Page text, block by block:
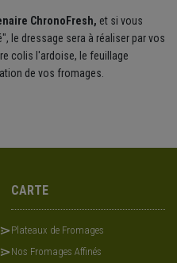
ChronoFresh, et si vous
le dressage sera à réaliser par vos
colis l'ardoise, le feuillage
de vos fromages.
CARTE
Plateaux de Fromages
Nos Fromages Affinés